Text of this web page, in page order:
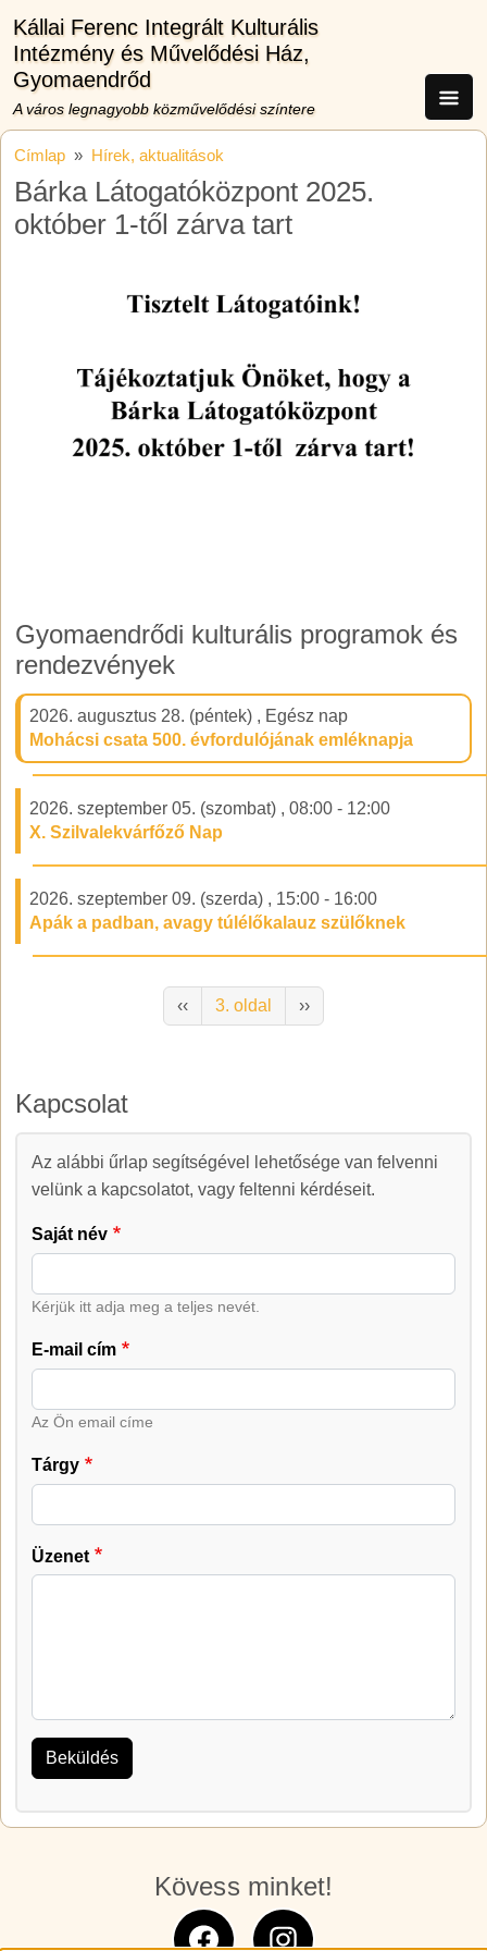
Kállai Ferenc Integrált Kulturális
Intézmény és Művelődési Ház,
Gyomaendrőd
A város legnagyobb közművelődési színtere
Címlap Hírek, aktualitások
Bárka Látogatóközpont 2025.
október 1-től zárva tart
Gyomaendrődi kulturális programok és
rendezvények
2026. augusztus 28. (péntek) , Egész nap
Mohácsi csata 500. évfordulójának emléknapja
2026. szeptember 05. (szombat) , 08:00 - 12:00
X. Szilvalekvárfőző Nap
2026. szeptember 09. (szerda) , 15:00 - 16:00
Apák a padban, avagy túlélőkalauz szülőknek
Előző oldal
‹‹ 3. oldal Következő oldal
››
Kapcsolat
Kapcsolat
Az alábbi űrlap segítségével lehetősége van felvenni
velünk a kapcsolatot, vagy feltenni kérdéseit.
Saját név
Kérjük itt adja meg a teljes nevét.
E-mail cím
Az Ön email címe
Tárgy
Üzenet
Kövess minket!